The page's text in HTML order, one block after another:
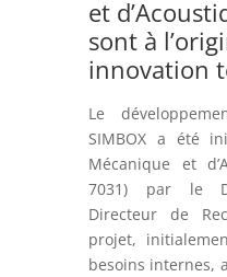
et
sont à
innovation
Le
SIMBOX a été
Mécanique et
7031) par le
Directeur de
projet,
besoins internes,